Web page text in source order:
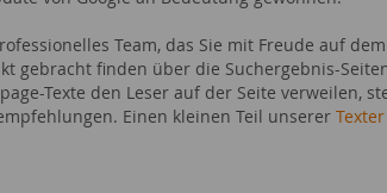
Team, das Sie mit Freude auf
gebracht finden über die Suchergebnis-
Texte den Leser auf der Seite verweilen,
Einen kleinen Teil unserer Texter